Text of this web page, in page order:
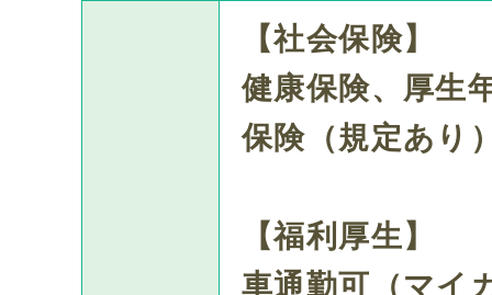
【社会保険】
健康保険、厚生
保険（規定あり
【福利厚生】
車通勤可（マイ